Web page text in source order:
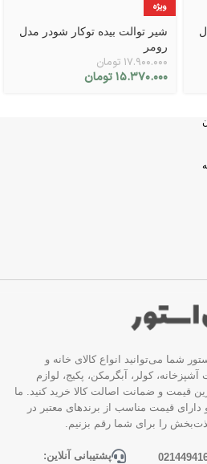
ویژه
شیر توالت بیده توکار شودر مدل
رومر
۱۷.۹۰۰.۰۰۰ تومان
۱۵.۳۷۰.۰۰۰تومان
شما می‌توانید انواع کالای خانه و
کولر، آبگرمکن، پکیج، لوازم
قیمت و ضمانت اصالت کالا خرید کنید. ما
و دارای قیمت مناسب از برندهای معتبر در
را برای شما رقم بزنیم.
پشتیبانی آنلاین: